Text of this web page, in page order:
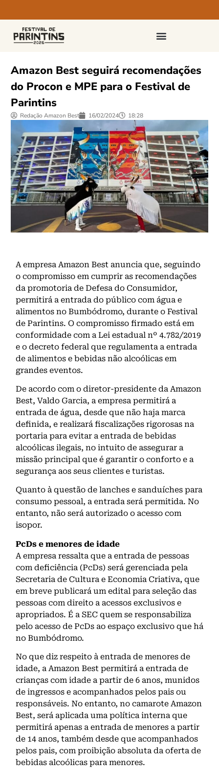
Amazon Best seguirá recomendações
do Procon e MPE para o Festival de
Parintins
Redação Amazon Best 16/02/2024 18:28
A empresa Amazon Best anuncia que, seguindo
o compromisso em cumprir as recomendações
da promotoria de Defesa do Consumidor,
permitirá a entrada do público com água e
alimentos no Bumbódromo, durante o Festival
de Parintins. O compromisso firmado está em
conformidade com a Lei estadual nº 4.782/2019
e o decreto federal que regulamenta a entrada
de alimentos e bebidas não alcoólicas em
grandes eventos.
De acordo com o diretor-presidente da Amazon
Best, Valdo Garcia, a empresa permitirá a
entrada de água, desde que não haja marca
definida, e realizará fiscalizações rigorosas na
portaria para evitar a entrada de bebidas
alcoólicas ilegais, no intuito de assegurar a
missão principal que é garantir o conforto e a
segurança aos seus clientes e turistas.
Quanto à questão de lanches e sanduíches para
consumo pessoal, a entrada será permitida. No
entanto, não será autorizado o acesso com
isopor.
PcDs e menores de idade
A empresa ressalta que a entrada de pessoas
com deficiência (PcDs) será gerenciada pela
Secretaria de Cultura e Economia Criativa, que
em breve publicará um edital para seleção das
pessoas com direito a acessos exclusivos e
apropriados. É a SEC quem se responsabiliza
pelo acesso de PcDs ao espaço exclusivo que há
no Bumbódromo.
No que diz respeito à entrada de menores de
idade, a Amazon Best permitirá a entrada de
crianças com idade a partir de 6 anos, munidos
de ingressos e acompanhados pelos pais ou
responsáveis. No entanto, no camarote Amazon
Best, será aplicada uma política interna que
permitirá apenas a entrada de menores a partir
de 14 anos, também desde que acompanhados
pelos pais, com proibição absoluta da oferta de
bebidas alcoólicas para menores.